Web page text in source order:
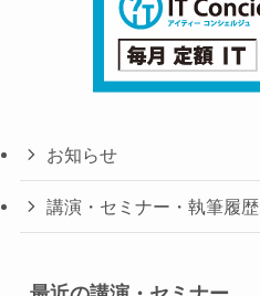
お知らせ
講演・セミナー・執筆履歴